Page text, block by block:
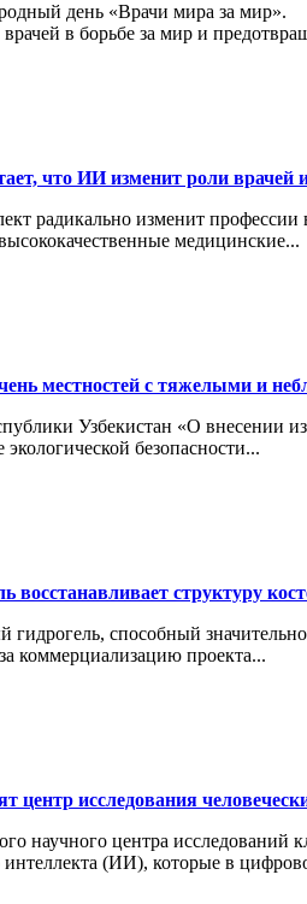
день «Врачи мира за мир».
в борьбе за мир и
что ИИ изменит роли врачей
радикально изменит
медицинские...
местностей с тяжелыми и
Узбекистан «О внесении
безопасности...
восстанавливает структуру
способный
коммерциализацию проекта...
центр исследования
научного центра исследований
(ИИ), которые в